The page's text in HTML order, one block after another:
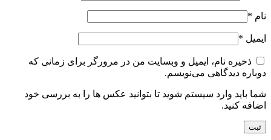
نام *
ایمیل *
ذخیره نام، ایمیل و وبسایت من در مرورگر برای زمانی که
دوباره دیدگاهی می‌نویسم.
شما باید وارد سیستم شوید تا بتوانید عکس ها را به بررسی خود
اضافه کنید.